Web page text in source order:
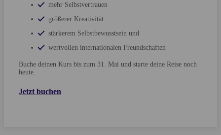
mehr Selbstvertrauen
größerer Kreativität
stärkerem Selbstbewusstsein und
wertvollen internationalen Freundschaften
Buche deinen Kurs bis zum 31. Mai und starte deine Reise noch
heute.
Jetzt buchen